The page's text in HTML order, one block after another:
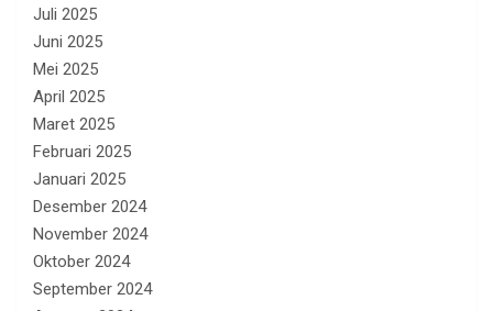
Juli 2025
Juni 2025
Mei 2025
April 2025
Maret 2025
Februari 2025
Januari 2025
Desember 2024
November 2024
Oktober 2024
September 2024